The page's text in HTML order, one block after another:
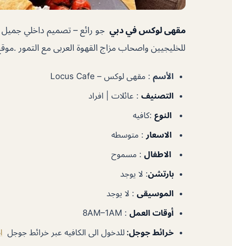
مقهى لوكس في دبي جو رائع – تصميم داخلي جميل
للخليجيين واصحاب مزاج القهوة العربى مع التمور
الأسم : مقهى لوكس – Locus Cafe
التصنيف : عائلات | افراد
النوع :كافيه
الاسعار : متوسطه
الاطفال : مسموح
بارتشن: لا يوجد
الموسيقى : لا يوجد
أوقات العمل : 8AM–1AM
خرائط جوجل: للدخول الى الكافيه عبر خرائط جوجل